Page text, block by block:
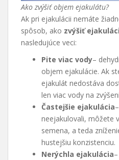
Ako zvýšiť objem ejakulátu?
Ak pri ejakulácii nemáte
spôsob, ako zvýšiť
nasledujúce veci:
Pite viac vody–
objem ejakulácie. Ak
ejakulát nedostáva
len viac vody na
Častejšie ejakulácia
neejakulovali, môžete
semena, a teda
hustejšiu konzistenciu.
Nerýchla ejakulácia